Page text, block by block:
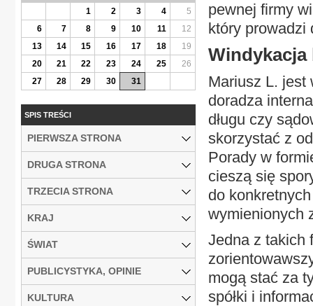
pewnej firmy
który prowadzi
Windykacja
Mariusz L. jest
doradza
długu czy
skorzystać z
Porady w
cieszą się
do
wymienionych
Jedna z takich
mogą stać za
spółki i
1
2 3 4
5
6
7 8 9 10 11
12
13
14 15 16 17 18
19
20
21 22 23 24 25
26
27
28 29 30 31
SPIS TREŚCI
PIERWSZA STRONA
DRUGA STRONA
TRZECIA STRONA
KRAJ
ŚWIAT
PUBLICYSTYKA, OPINIE
KULTURA